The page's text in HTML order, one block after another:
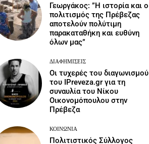
Γεωργάκος: ”Η ιστορία και ο
πολιτισμός της Πρέβεζας
αποτελούν πολύτιμη
παρακαταθήκη και ευθύνη
όλων μας”
ΔΙΑΦΗΜΊΣΕΙΣ
Οι τυχερές του διαγωνισμού
του IPreveza.gr για τη
συναυλία του Νίκου
Οικονομόπουλου στην
Πρέβεζα
ΚΟΙΝΩΝΙΑ
Πολιτιστικός Σύλλογος